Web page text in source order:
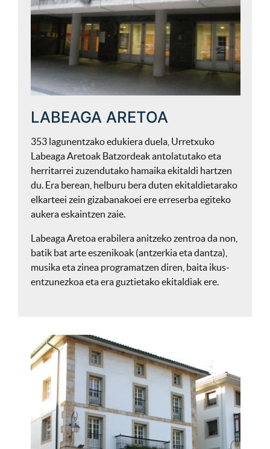
LABEAGA ARETOA
353 lagunentzako edukiera duela, Urretxuko
Labeaga Aretoak Batzordeak antolatutako eta
herritarrei zuzendutako hamaika ekitaldi hartzen
du. Era berean, helburu bera duten ekitaldietarako
elkarteei zein gizabanakoei ere erreserba egiteko
aukera eskaintzen zaie.
Labeaga Aretoa erabilera anitzeko zentroa da non,
batik bat arte eszenikoak (antzerkia eta dantza),
musika eta zinea programatzen diren, baita ikus-
entzunezkoa eta era guztietako ekitaldiak ere.